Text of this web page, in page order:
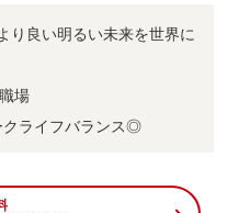
良い明るい未来を世界に
場
クライフバランス◎